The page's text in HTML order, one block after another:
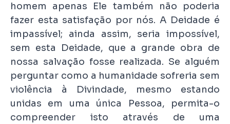
homem apenas Ele também não poderia
fazer esta satisfação por nós. A Deidade é
impassível; ainda assim, seria impossível,
sem esta Deidade, que a grande obra de
nossa salvação fosse realizada. Se alguém
perguntar como a humanidade sofreria sem
violência à Divindade, mesmo estando
unidas em uma única Pessoa, permita-o
compreender isto através de uma